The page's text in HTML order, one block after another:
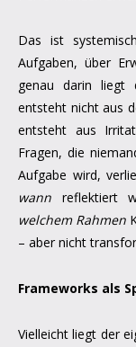
Das ist
Aufgaben, über
genau darin liegt
entsteht nicht aus
entsteht aus
Fragen, die
Aufgabe wird,
wann reflektiert
welchem Rahmen
– aber nicht
Frameworks als
Vielleicht liegt der